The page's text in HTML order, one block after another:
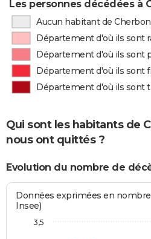
Les personnes décédées à
Aucun habitant de
Département d'où ils sont
Département d'où ils sont
Département d'où ils sont
Département d'où ils sont
Qui sont les habitants de
nous ont quittés ?
Evolution du nombre de
Données exprimées en nombre
Insee)
3,5